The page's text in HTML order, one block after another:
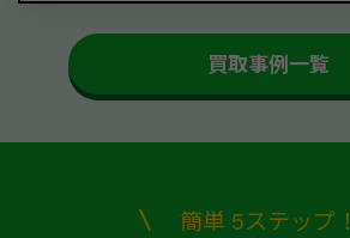
買取事例一覧
簡単 5ステップ！